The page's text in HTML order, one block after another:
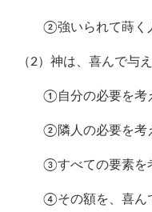
②強いられて蒔く
（2）神は、喜んで与
①自分の必要を考
②隣人の必要を考
③すべての要素を考
④その額を、喜んで